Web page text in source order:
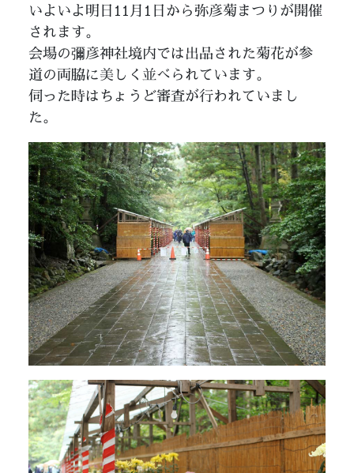
いよいよ明日11月1日から弥彦菊まつりが開催
されます。
会場の彌彦神社境内では出品された菊花が参
道の両脇に美しく並べられています。
伺った時はちょうど審査が行われていまし
た。